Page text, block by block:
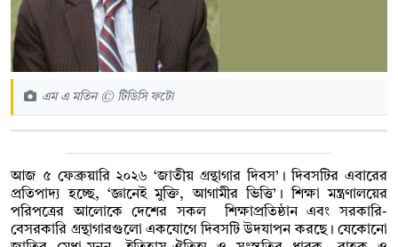
এম এ মতিন © টিডিসি ফটো
আজ ৫ ফেব্রুয়ারি ২০২৬ ‘জাতীয় গ্রন্থাগার দিবস’। দিবসটির এবারের
প্রতিপাদ্য হচ্ছে, ‘জ্ঞানেই মুক্তি, আগামীর ভিত্তি’। শিক্ষা মন্ত্রণালয়ের
পরিপত্রের আলোকে দেশের সকল শিক্ষাপ্রতিষ্ঠান এবং সরকারি-
বেসরকারি গ্রন্থাগারগুলো একযোগে দিবসটি উদযাপন করছে। যেকোনো